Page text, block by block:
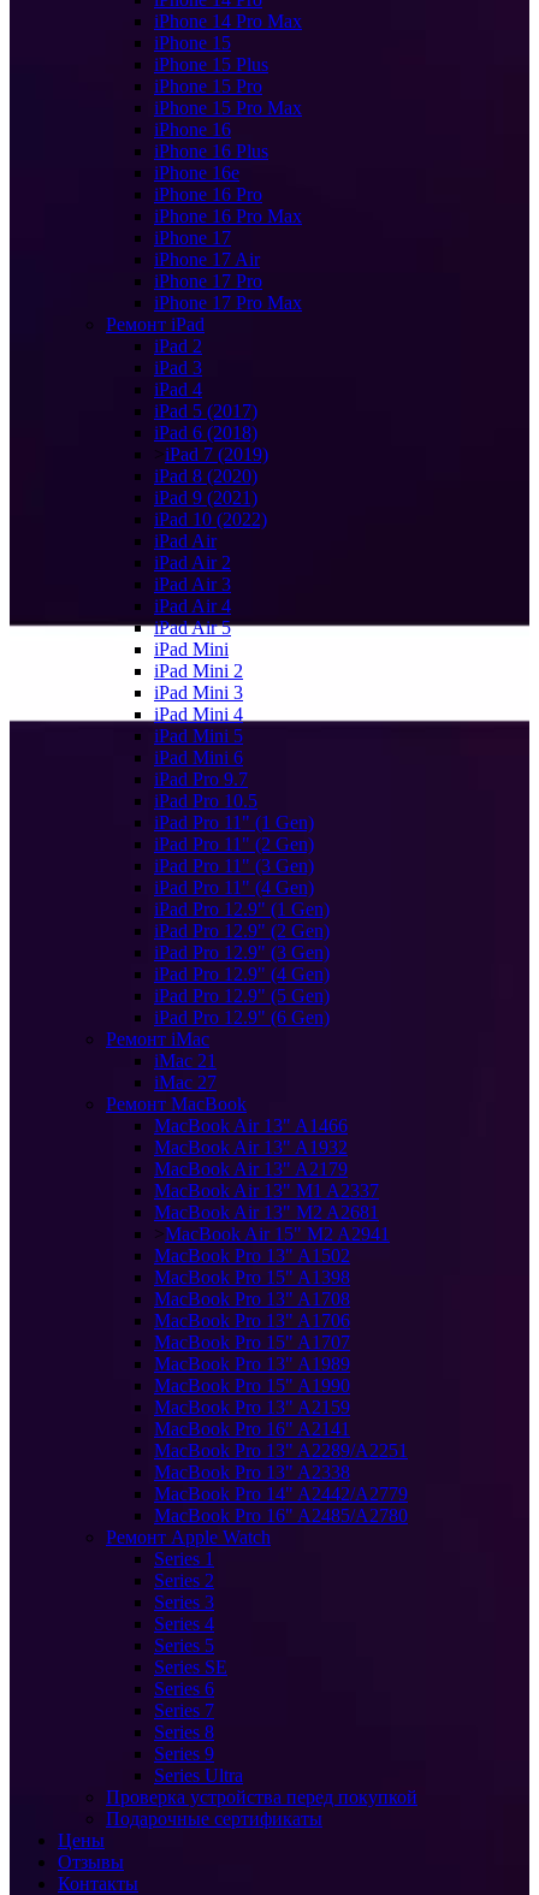
iPhone 14 Pro Max
iPhone 15
iPhone 15 Plus
iPhone 15 Pro
iPhone 15 Pro Max
iPhone 16
iPhone 16 Plus
iPhone 16e
iPhone 16 Pro
iPhone 16 Pro Max
iPhone 17
iPhone 17 Air
iPhone 17 Pro
iPhone 17 Pro Max
Ремонт iPad
iPad 2
iPad 3
iPad 4
iPad 5 (2017)
iPad 6 (2018)
>iPad 7 (2019)
iPad 8 (2020)
iPad 9 (2021)
iPad 10 (2022)
iPad Air
iPad Air 2
iPad Air 3
iPad Air 4
iPad Air 5
iPad Mini
iPad Mini 2
iPad Mini 3
iPad Mini 4
iPad Mini 5
iPad Mini 6
iPad Pro 9.7
iPad Pro 10.5
iPad Pro 11" (1 Gen)
iPad Pro 11" (2 Gen)
iPad Pro 11" (3 Gen)
iPad Pro 11" (4 Gen)
iPad Pro 12.9" (1 Gen)
iPad Pro 12.9" (2 Gen)
iPad Pro 12.9" (3 Gen)
iPad Pro 12.9" (4 Gen)
iPad Pro 12.9" (5 Gen)
iPad Pro 12.9" (6 Gen)
Ремонт iMac
iMac 21
iMac 27
Ремонт MacBook
MacBook Air 13" A1466
MacBook Air 13" A1932
MacBook Air 13" A2179
MacBook Air 13" M1 A2337
MacBook Air 13" M2 A2681
>MacBook Air 15" M2 A2941
MacBook Pro 13" A1502
MacBook Pro 15" A1398
MacBook Pro 13" A1708
MacBook Pro 13" A1706
MacBook Pro 15" A1707
MacBook Pro 13" A1989
MacBook Pro 15" A1990
MacBook Pro 13" A2159
MacBook Pro 16" A2141
MacBook Pro 13" A2289/A2251
MacBook Pro 13" A2338
MacBook Pro 14" A2442/A2779
MacBook Pro 16" A2485/A2780
Ремонт Apple Watch
Series 1
Series 2
Series 3
Series 4
Series 5
Series SE
Series 6
Series 7
Series 8
Series 9
Series Ultra
Проверка устройства перед покупкой
Подарочные сертификаты
Цены
Отзывы
Контакты